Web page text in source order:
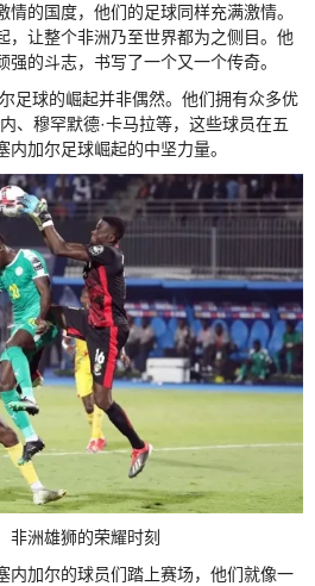
的国度，他们的足球同样充满激情。
，让整个非洲乃至世界都为之侧目。他
的斗志，书写了一个又一个传奇。
足球的崛起并非偶然。他们拥有众多优
、穆罕默德·卡马拉等，这些球员在五
加尔足球崛起的中坚力量。
非洲雄狮的荣耀时刻
内加尔的球员们踏上赛场，他们就像一